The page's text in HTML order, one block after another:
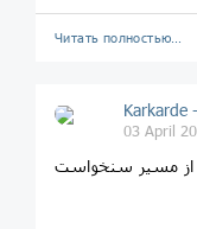
Читать полностью…
03 April
از مسیر سنخواست